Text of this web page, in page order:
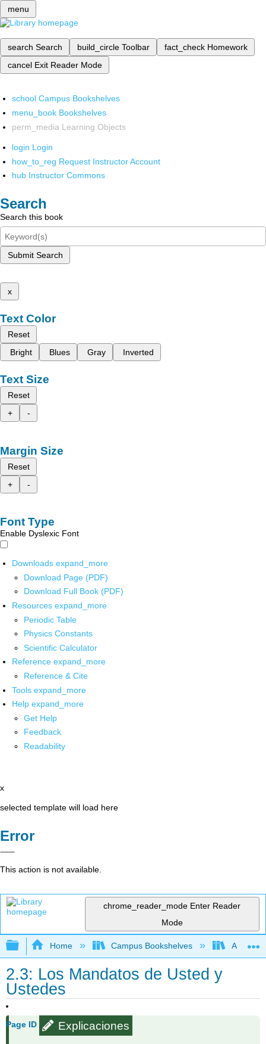
menu
search Search build_circle Toolbar fact_check Homework
cancel Exit Reader Mode
school Campus Bookshelves
menu_book Bookshelves
perm_media Learning Objects
login Login
how_to_reg Request Instructor Account
hub Instructor Commons
Search
Search this book
Submit Search
x
Text Color
Reset
Bright
Blues Gray Inverted
Text Size
Reset
+
-
Margin Size
Reset
+
-
Font Type
Enable Dyslexic Font
Downloads expand_more
Download Page (PDF)
Download Full Book (PDF)
Resources expand_more
Periodic Table
Physics Constants
Scientific Calculator
Reference expand_more
Reference & Cite
Tools expand_more
Help expand_more
Get Help
Feedback
Readability
x
selected template will load here
Error
This action is not available.
chrome_reader_mode Enter Reader
Mode
Expand/collapse global hierarchy
Home Campus Bookshelves Aurora
2.3: Los Mandatos de Usted y
Ustedes
Page ID Explicaciones